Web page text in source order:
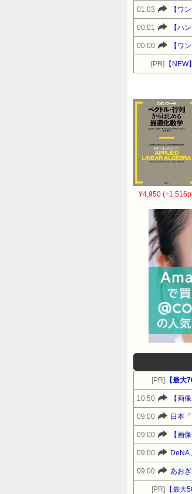
01:03 【ワ
00:01 【ハ
00:00 【ワ
[PR] 【
¥4,950
[PR] 【最
10:50 【画
09:00
09:00 【画
09:00 DeNA
09:00 あお
[PR]